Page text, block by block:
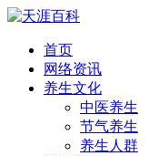
首页
网络资讯
养生文化
中医养生
节气养生
养生人群